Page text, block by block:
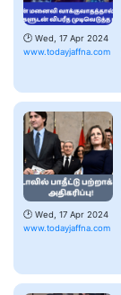
🕑 Wed, 17 Apr 2024
www.todayjaffna.com
🕑 Wed, 17 Apr 2024
www.todayjaffna.com